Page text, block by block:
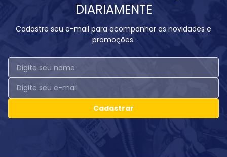
DIARIAMENTE
Cadastre seu e-mail para acompanhar as novidades e
promoções.
Cadastrar